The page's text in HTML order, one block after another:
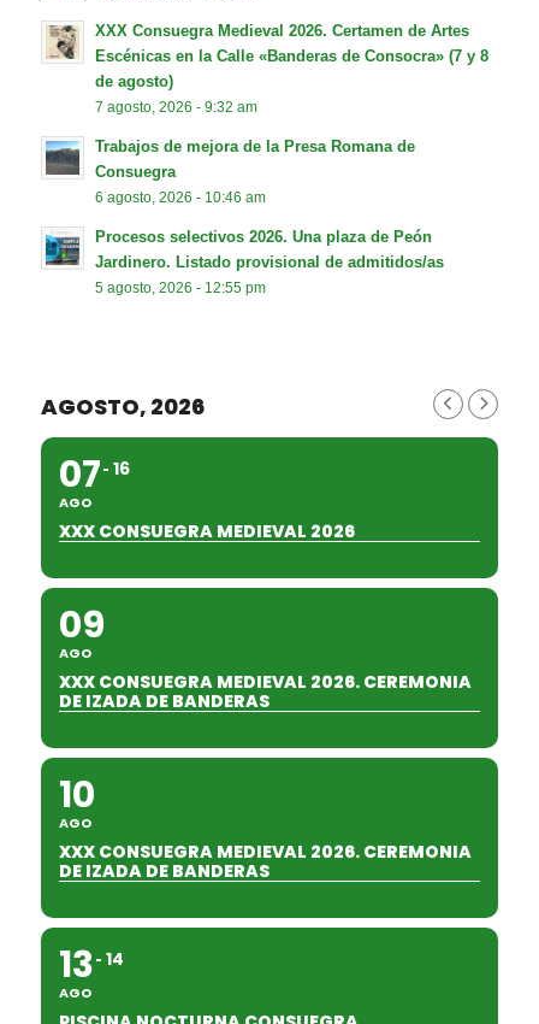
XXX Consuegra Medieval 2026. Certamen de Artes
Escénicas en la Calle «Banderas de Consocra» (7 y 8
de agosto)
7 agosto, 2026 - 9:32 am
Trabajos de mejora de la Presa Romana de
Consuegra
6 agosto, 2026 - 10:46 am
Procesos selectivos 2026. Una plaza de Peón
Jardinero. Listado provisional de admitidos/as
5 agosto, 2026 - 12:55 pm
AGOSTO, 2026
07
AGO
16
XXX CONSUEGRA MEDIEVAL 2026
09
AGO
XXX CONSUEGRA MEDIEVAL 2026. CEREMONIA
DE IZADA DE BANDERAS
10
AGO
XXX CONSUEGRA MEDIEVAL 2026. CEREMONIA
DE IZADA DE BANDERAS
13
AGO
14